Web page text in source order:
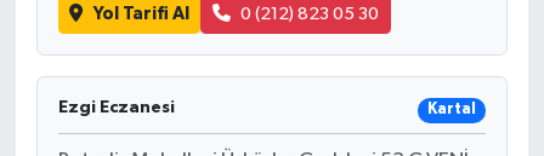
Yol Tarifi Al 0 (212) 823 05 30
Ezgi Eczanesi Kartal